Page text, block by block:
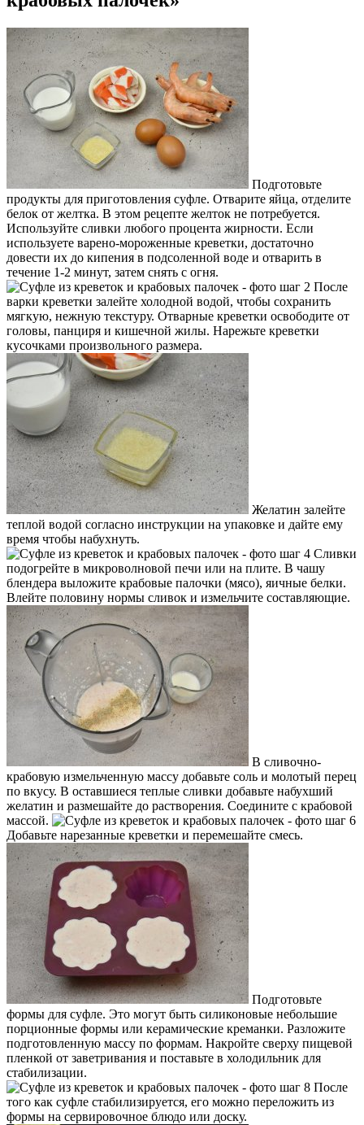
Подготовьте
продукты для приготовления суфле. Отварите яйца, отделите
белок от желтка. В этом рецепте желток не потребуется.
Используйте сливки любого процента жирности. Если
используете варено-мороженные креветки, достаточно
довести их до кипения в подсоленной воде и отварить в
течение 1-2 минут, затем снять с огня.
После
варки креветки залейте холодной водой, чтобы сохранить
мягкую, нежную текстуру. Отварные креветки освободите от
головы, панциря и кишечной жилы. Нарежьте креветки
кусочками произвольного размера.
Желатин залейте
теплой водой согласно инструкции на упаковке и дайте ему
время чтобы набухнуть.
Сливки
подогрейте в микроволновой печи или на плите. В чашу
блендера выложите крабовые палочки (мясо), яичные белки.
Влейте половину нормы сливок и измельчите составляющие.
В сливочно-
крабовую измельченную массу добавьте соль и молотый перец
по вкусу. В оставшиеся теплые сливки добавьте набухший
желатин и размешайте до растворения. Соедините с крабовой
массой.
Добавьте нарезанные креветки и перемешайте смесь.
Подготовьте
формы для суфле. Это могут быть силиконовые небольшие
порционные формы или керамические креманки. Разложите
подготовленную массу по формам. Накройте сверху пищевой
пленкой от заветривания и поставьте в холодильник для
стабилизации.
После
того как суфле стабилизируется, его можно переложить из
формы на сервировочное блюдо или доску.